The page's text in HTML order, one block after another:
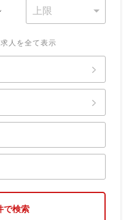
人を全て表示
で検索